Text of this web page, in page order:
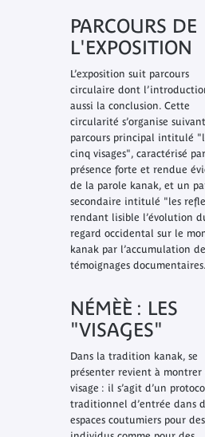
PARCOURS DE
L'EXPOSITION
L’exposition suit parcours
circulaire dont
aussi la conclusion. Cette
circularité s’organise
parcours principal intitulé
cinq visages", caractérisé
présence forte et rendue
de la parole kanak, et un
secondaire intitulé "les
rendant lisible l’évolution
regard occidental sur le
kanak par l’accumulation de
témoignages documentaires.
NÉMÈÈ : LES
"VISAGES"
Dans la tradition kanak, se
présenter revient à montrer
visage : il s’agit d’un
traditionnel d’entrée dans
espaces coutumiers pour des